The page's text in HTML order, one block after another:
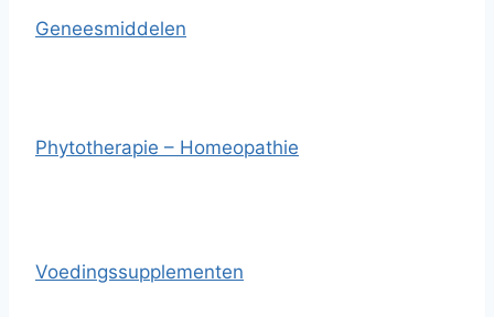
Geneesmiddelen
Phytotherapie – Homeopathie
Voedingssupplementen